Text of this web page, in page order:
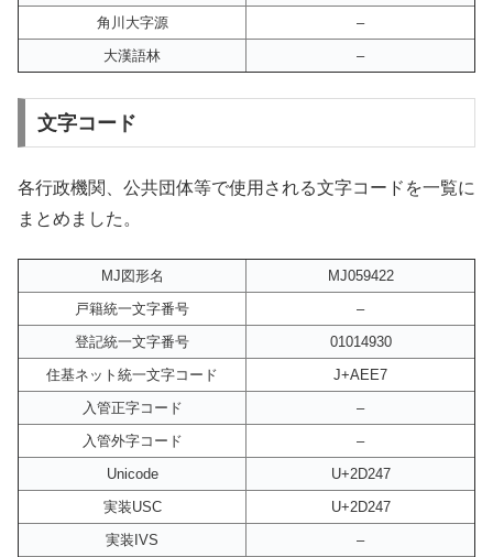
角川大字源
–
大漢語林
–
文字コード
各行政機関、公共団体等で使用される文字コードを一覧に
まとめました。
MJ図形名
MJ059422
戸籍統一文字番号
–
登記統一文字番号
01014930
住基ネット統一文字コード
J+AEE7
入管正字コード
–
入管外字コード
–
Unicode
U+2D247
実装USC
U+2D247
実装IVS
–